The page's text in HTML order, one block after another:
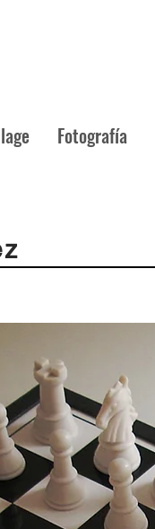
Fotografía